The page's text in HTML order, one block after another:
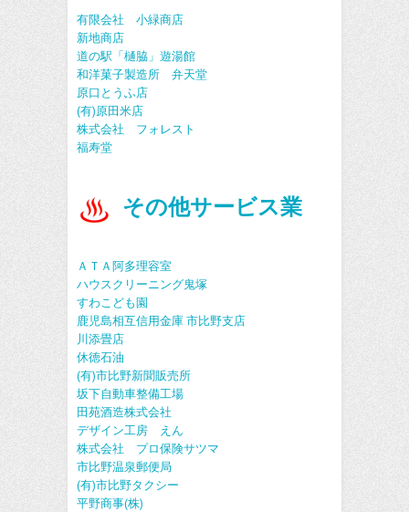
有限会社 小緑商店
新地商店
道の駅「樋脇」遊湯館
和洋菓子製造所 弁天堂
原口とうふ店
(有)原田米店
株式会社 フォレスト
福寿堂
その他サービス業
ＡＴＡ阿多理容室
ハウスクリーニング鬼塚
すわこども園
鹿児島相互信用金庫 市比野支店
川添畳店
休徳石油
(有)市比野新聞販売所
坂下自動車整備工場
田苑酒造株式会社
デザイン工房 えん
株式会社 プロ保険サツマ
市比野温泉郵便局
(有)市比野タクシー
平野商事(株)